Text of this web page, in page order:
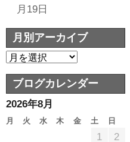
月19日
月別アーカイブ
ブログカレンダー
2026年8月
月 火 水 木 金 土 日
1
2